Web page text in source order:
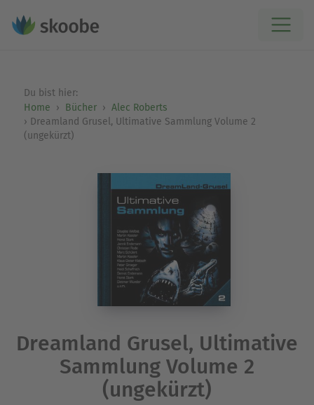
Du bist hier:
Home
Bücher
Alec Roberts
Dreamland Grusel, Ultimative Sammlung Volume 2
(ungekürzt)
Dreamland Grusel, Ultimative
Sammlung Volume 2
(ungekürzt)